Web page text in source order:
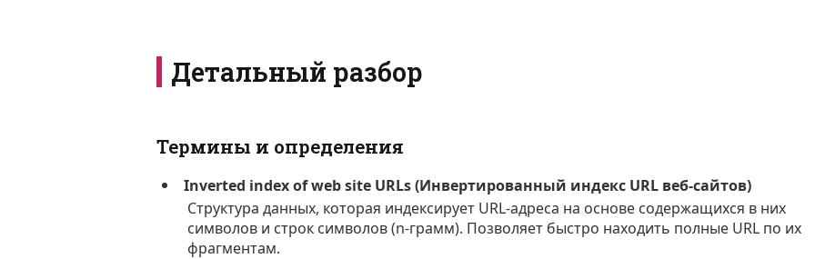
Детальный разбор
Термины и определения
Inverted index of web site URLs (Инвертированный индекс URL веб-сайтов)
Структура данных, которая индексирует URL-адреса на основе содержащихся в них
символов и строк символов (n-грамм). Позволяет быстро находить полные URL по их
фрагментам.